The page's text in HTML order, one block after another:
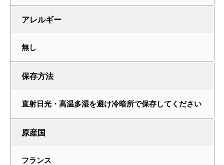
アレルギー
無し
保存方法
直射日光・高温多湿を避け冷暗所で保存してください
原産国
フランス